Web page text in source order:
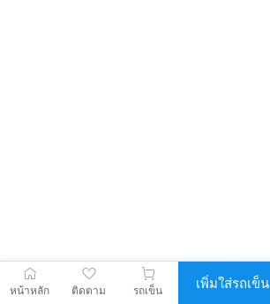
หน้าหลัก ติดตาม รถเข็น เพิ่มใส่รถเข็น